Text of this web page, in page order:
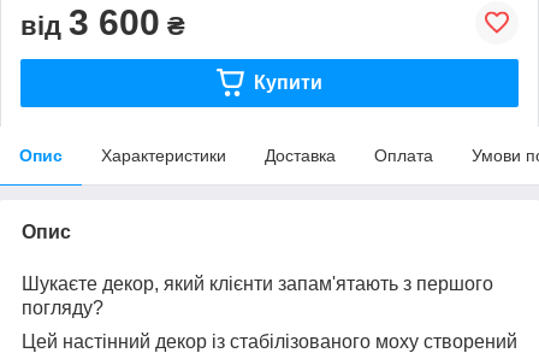
від 3 600 ₴
Купити
Опис Характеристики Доставка Оплата Умови
Опис
Шукаєте декор, який клієнти запам'ятають з першого
погляду?
Цей настінний декор із стабілізованого моху створений